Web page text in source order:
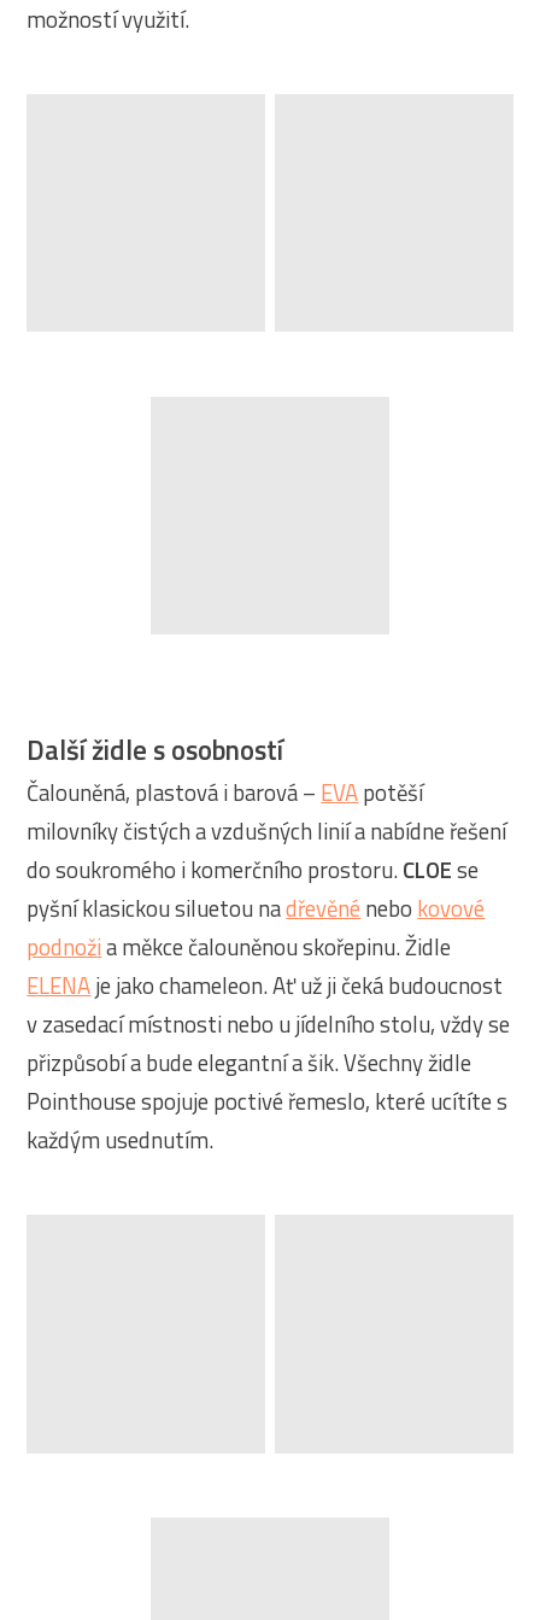
možností využití.
Další židle s osobností
Čalouněná, plastová i barová – EVApotěší
milovníky čistých a vzdušných linií a nabídne řešení
do soukromého i komerčního prostoru.CLOEse
pyšní klasickou siluetou nadřevěné nebo kovové
podnožia měkce čalouněnou skořepinu. Židle
ELENAje jako chameleon. Ať už ji čeká budoucnost
v zasedací místnosti nebo u jídelního stolu, vždy se
přizpůsobí a bude elegantní a šik. Všechny židle
Pointhouse spojuje poctivé řemeslo, které ucítíte s
každým usednutím.